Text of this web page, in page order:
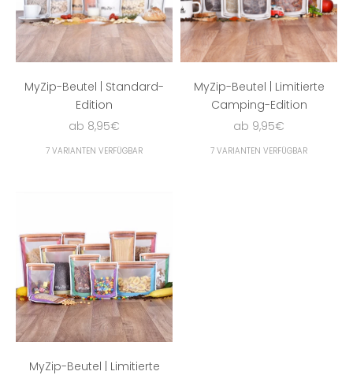
MyZip-Beutel | Standard-
Edition
Angebot
ab 8,95€
7 VARIANTEN VERFÜGBAR
MyZip-Beutel | Limitierte
Camping-Edition
Angebot
ab 9,95€
7 VARIANTEN VERFÜGBAR
MyZip-Beutel | Limitierte